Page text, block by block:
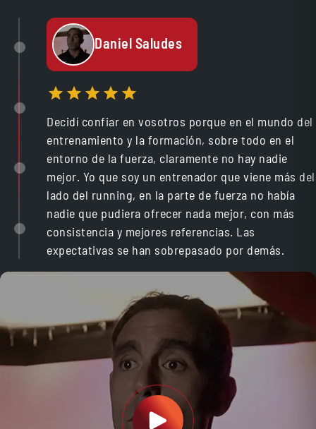
Daniel Saludes
Decidí confiar en vosotros porque en el mundo del
entrenamiento y la formación, sobre todo en el
entorno de la fuerza, claramente no hay nadie
mejor. Yo que soy un entrenador que viene más del
lado del running, en la parte de fuerza no había
nadie que pudiera ofrecer nada mejor, con más
consistencia y mejores referencias. Las
expectativas se han sobrepasado por demás.